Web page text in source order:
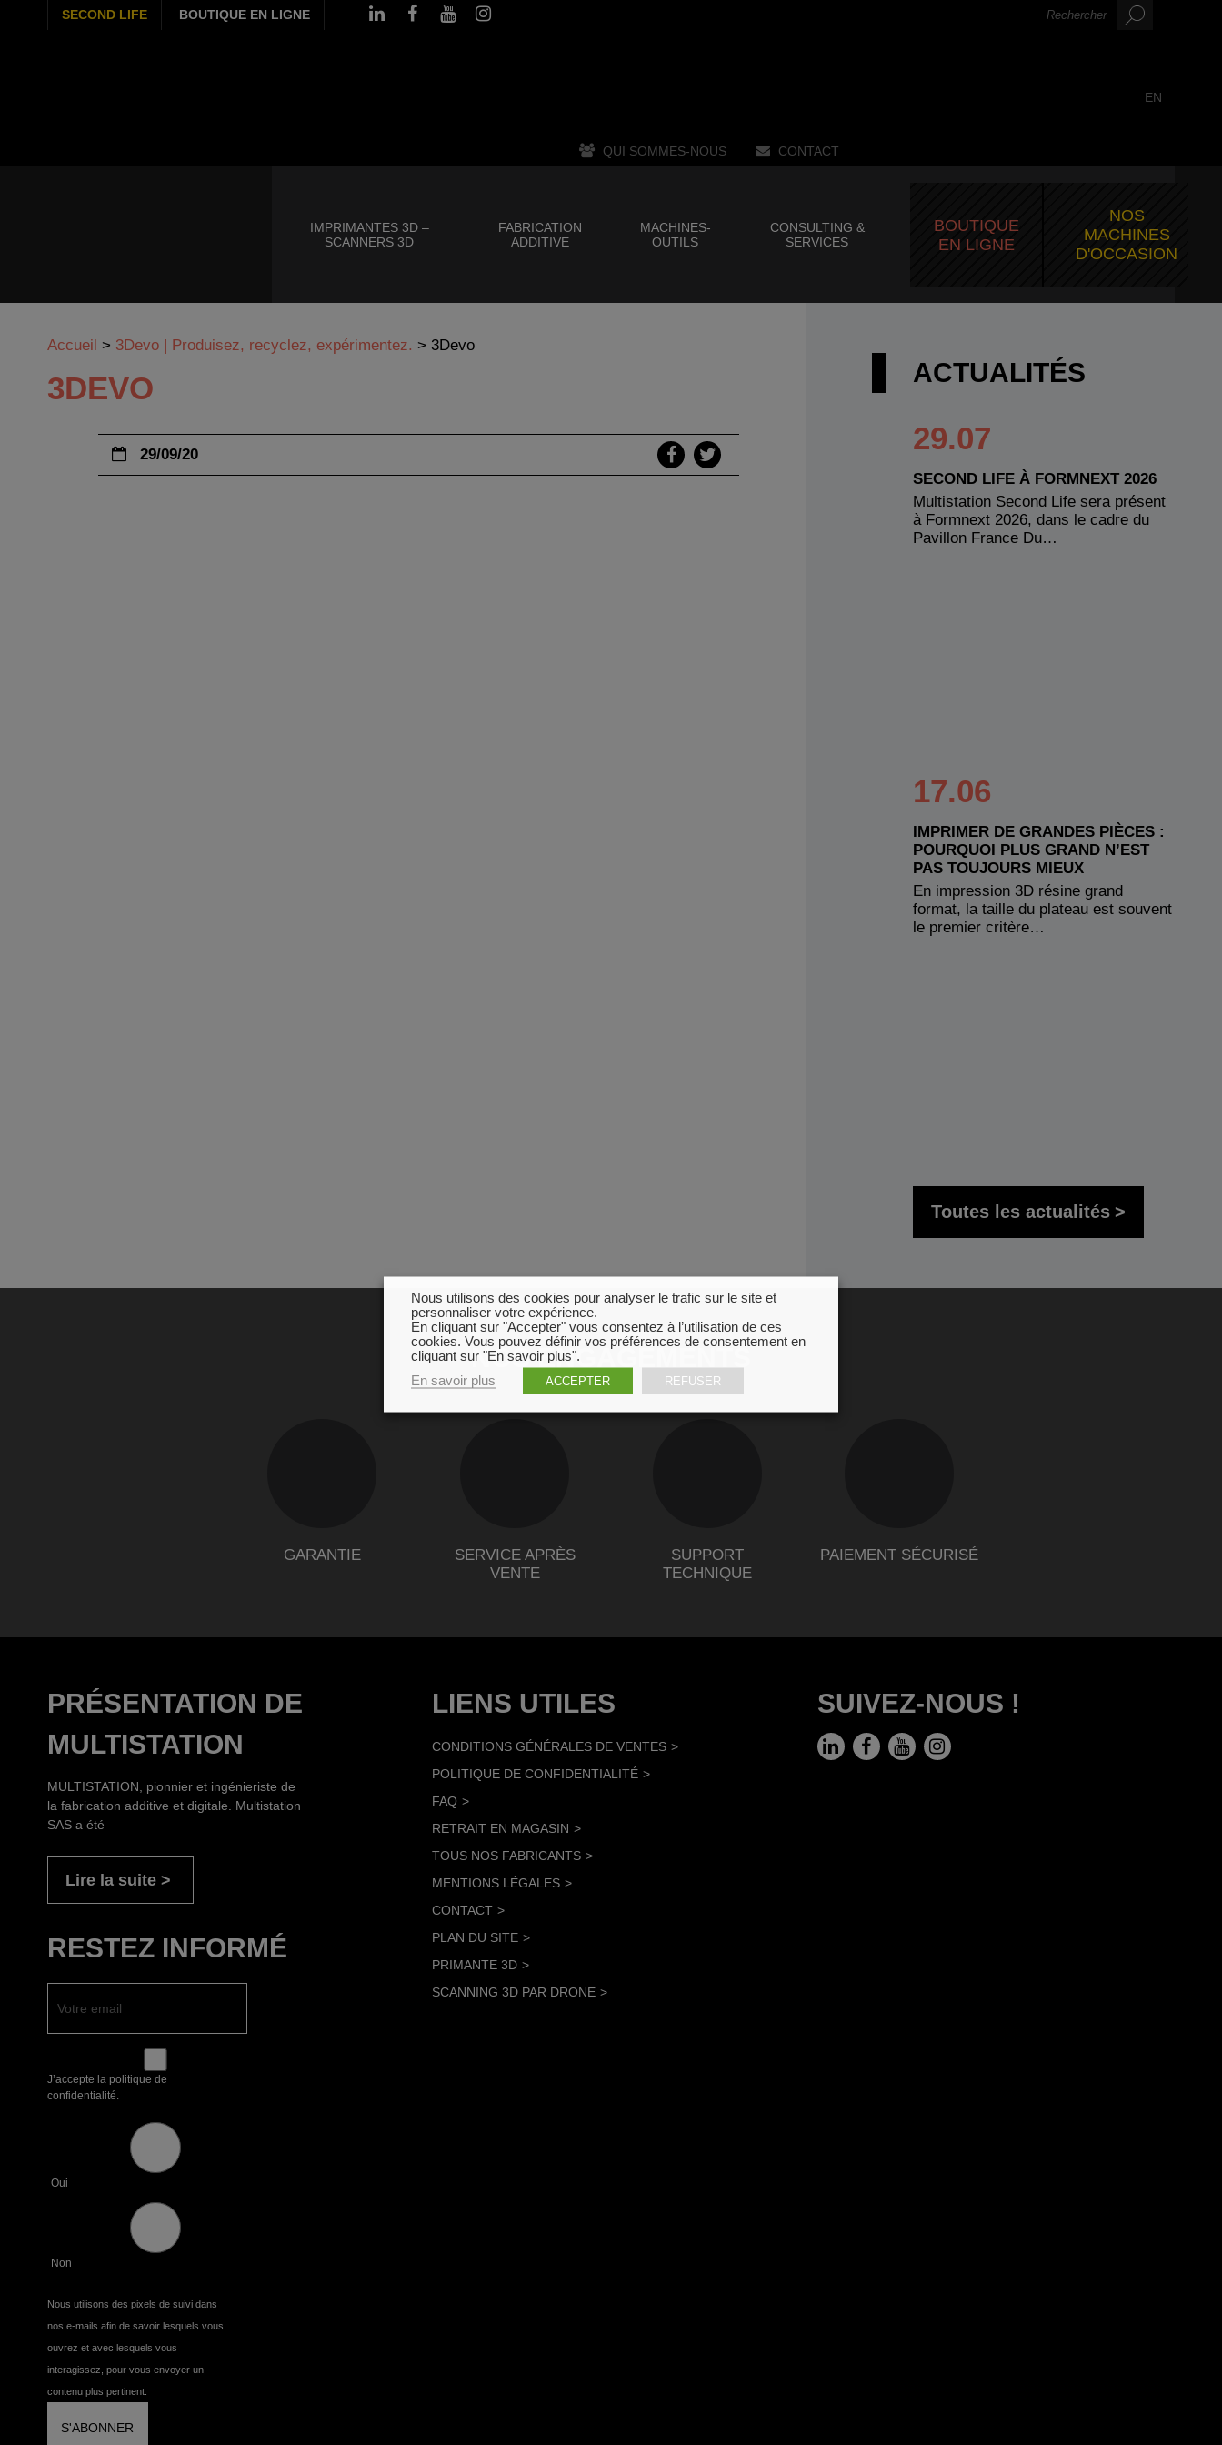
SECOND LIFE BOUTIQUE EN LIGNE
QUI SOMMES-NOUS CONTACT
EN
IMPRIMANTES 3D –
SCANNERS 3D
FABRICATION
ADDITIVE
MACHINES-
OUTILS
CONSULTING &
SERVICES
BOUTIQUE
EN LIGNE
NOS
MACHINES
D'OCCASION
Accueil > 3Devo | Produisez, recyclez, expérimentez. > 3Devo
3DEVO
29/09/20
ACTUALITÉS
29.07
SECOND LIFE À FORMNEXT 2026
Multistation Second Life sera présent
à Formnext 2026, dans le cadre du
Pavillon France Du…
17.06
IMPRIMER DE GRANDES PIÈCES :
POURQUOI PLUS GRAND N’EST
PAS TOUJOURS MIEUX
En impression 3D résine grand
format, la taille du plateau est souvent
le premier critère…
Toutes les actualités
NOS ENGAGEMENTS
GARANTIE
SERVICE APRÈS
VENTE
SUPPORT
TECHNIQUE
PAIEMENT SÉCURISÉ
PRÉSENTATION DE
MULTISTATION
MULTISTATION, pionnier et ingénieriste de
la fabrication additive et digitale. Multistation
SAS a été
Lire la suite
RESTEZ INFORMÉ
J’accepte la politique de
confidentialité.
Oui
Non
Nous utilisons des pixels de suivi dans
nos e-mails afin de savoir lesquels vous
ouvrez et avec lesquels vous
interagissez, pour vous envoyer un
contenu plus pertinent.
LIENS UTILES
CONDITIONS GÉNÉRALES DE VENTES
POLITIQUE DE CONFIDENTIALITÉ
FAQ
RETRAIT EN MAGASIN
TOUS NOS FABRICANTS
MENTIONS LÉGALES
CONTACT
PLAN DU SITE
PRIMANTE 3D
SCANNING 3D PAR DRONE
SUIVEZ-NOUS !
Nous utilisons des cookies pour analyser le trafic sur le site et
personnaliser votre expérience.
En cliquant sur "Accepter" vous consentez à l’utilisation de ces
cookies. Vous pouvez définir vos préférences de consentement en
cliquant sur "En savoir plus".
En savoir plus
ACCEPTER REFUSER